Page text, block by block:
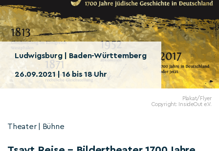
Ludwigsburg | Baden-Württemberg
26.09.2021 | 16 bis 18 Uhr
Plakat/Flyer
Copyright: InsideOut e.V.
Theater | Bühne